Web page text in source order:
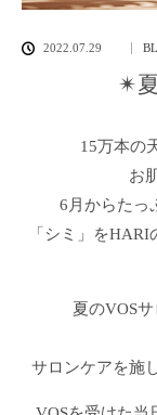
2022.07.29
✴︎
15万本の
お
6月からたっ
「シミ」を
夏のVOS
サロンケアを施